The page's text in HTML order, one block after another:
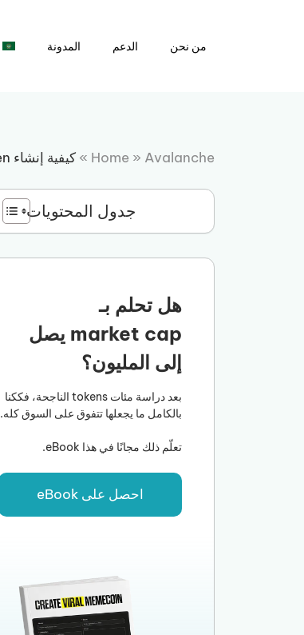
من نحن الدعم المدونة
Home » Avalanche
» كيفية إنشاء Token على Avalanche
جدول المحتويات
هل تحلم بـ
market cap يصل
إلى المليون؟
بعد دراسة مئات tokens الناجحة، فككنا
بالكامل ما يجعلها تتفوق على السوق كله.
تعلّم ذلك مجانًا في هذا eBook.
احصل على eBook